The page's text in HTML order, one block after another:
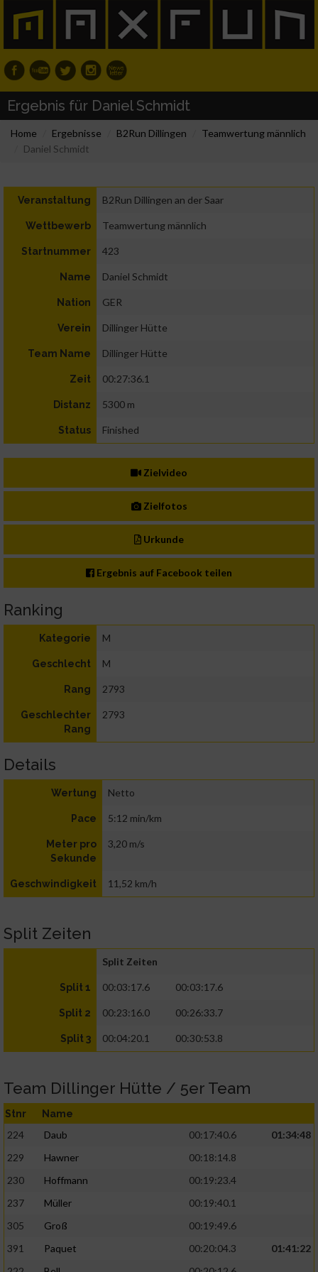
Ergebnis für Daniel Schmidt
Home Ergebnisse B2Run Dillingen
Teamwertung männlich
Daniel Schmidt
Veranstaltung B2Run Dillingen an der Saar
Wettbewerb Teamwertung männlich
Startnummer 423
Name Daniel Schmidt
Nation GER
Verein Dillinger Hütte
Team Name Dillinger Hütte
Zeit 00:27:36.1
Distanz 5300 m
Status Finished
Zielvideo
Zielfotos
Urkunde
Ergebnis auf Facebook teilen
Ranking
Kategorie M
Geschlecht M
Rang 2793
Geschlechter
Rang
2793
Details
Wertung Netto
Pace 5:12 min/km
Meter pro
Sekunde
3,20 m/s
Geschwindigkeit 11,52 km/h
Split Zeiten
Split Zeiten
Split 1 00:03:17.6 00:03:17.6
Split 2 00:23:16.0 00:26:33.7
Split 3 00:04:20.1 00:30:53.8
Team Dillinger Hütte / 5er Team
Stnr Name
224 Daub 00:17:40.6
01:34:48
229
Hawner
00:18:14.8
230
Hoffmann
00:19:23.4
237
Müller
00:19:40.1
305
Groß
00:19:49.6
391
Paquet 00:20:04.3
01:41:22